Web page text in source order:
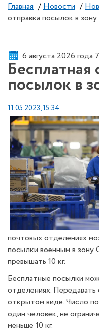
Главная / Новости /
отправка посылок в
6 августа 2026 года
Бесплатная
посылок в
11.05.2023, 15:34
почтовых отделениях
посылки военным в
превышать 10 кг.
Бесплатные посылки
отделениях.
открытом виде. Число
один человек, не
меньше 10 кг.